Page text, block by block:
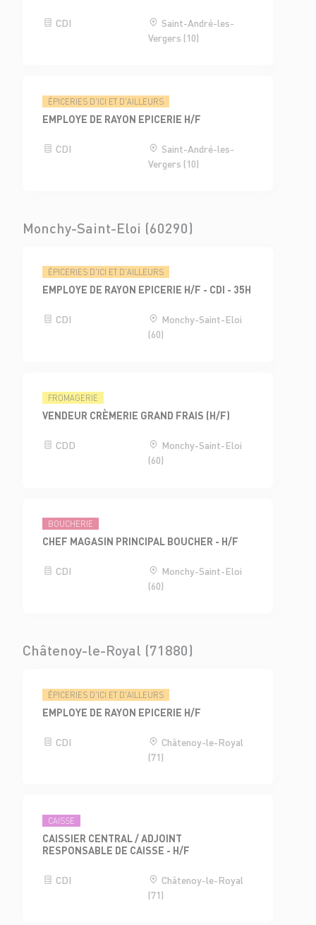
CDI
Saint-André-les-
Vergers (10)
ÉPICERIES D'ICI ET D'AILLEURS
EMPLOYE DE RAYON EPICERIE H/F
CDI
Saint-André-les-
Vergers (10)
Monchy-Saint-Eloi (60290)
ÉPICERIES D'ICI ET D'AILLEURS
EMPLOYE DE RAYON EPICERIE H/F - CDI - 35H
CDI
Monchy-Saint-Eloi
(60)
FROMAGERIE
VENDEUR CRÈMERIE GRAND FRAIS (H/F)
CDD
Monchy-Saint-Eloi
(60)
BOUCHERIE
CHEF MAGASIN PRINCIPAL BOUCHER - H/F
CDI
Monchy-Saint-Eloi
(60)
Châtenoy-le-Royal (71880)
ÉPICERIES D'ICI ET D'AILLEURS
EMPLOYE DE RAYON EPICERIE H/F
CDI
Châtenoy-le-Royal
(71)
CAISSE
CAISSIER CENTRAL / ADJOINT
RESPONSABLE DE CAISSE - H/F
CDI
Châtenoy-le-Royal
(71)